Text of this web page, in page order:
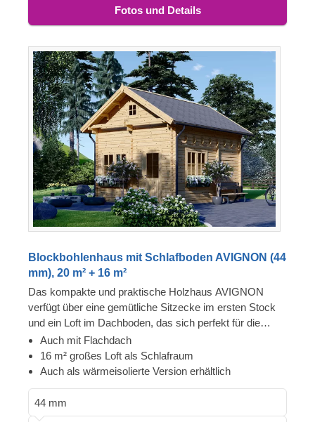
Fotos und Details
Blockbohlenhaus mit Schlafboden AVIGNON (44
mm), 20 m² + 16 m²
Das kompakte und praktische Holzhaus AVIGNON
verfügt über eine gemütliche Sitzecke im ersten Stock
und ein Loft im Dachboden, das sich perfekt für die
Einrichtung einer bequemen Ruhezone im zweiten
Stock eignet. Wenn Sie auf der Suche nach einem
hochfunktionellen und preisgünstigen Holzhaus sind,
besonders hohen Komfort ist auch eine isolierte Version
dieses Modells lieferbar.
Auch mit Flachdach
16 m² großes Loft als Schlafraum
Auch als wärmeisolierte Version erhältlich
44 mm